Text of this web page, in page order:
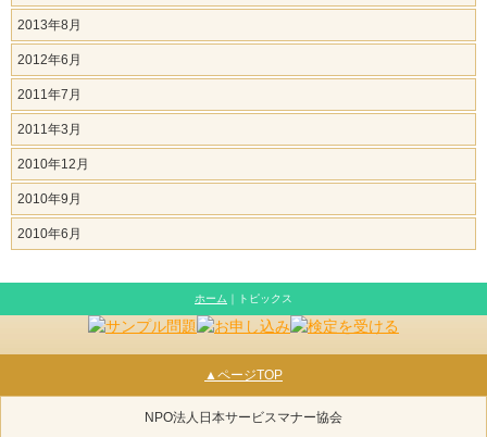
2013年8月
2012年6月
2011年7月
2011年3月
2010年12月
2010年9月
2010年6月
ホーム ｜トピックス
▲ページTOP
NPO法人日本サービスマナー協会